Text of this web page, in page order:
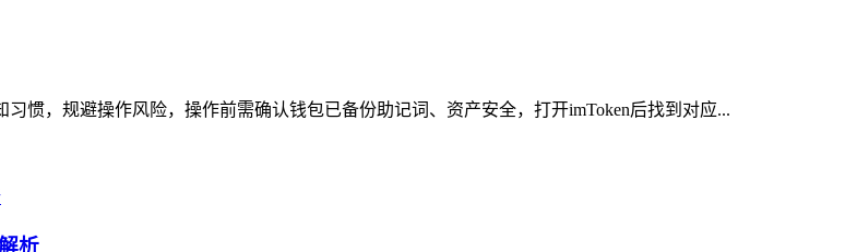
惯，规避操作风险，操作前需确认钱包已备份助记词、资产安全，打开imToken后找到对应...
析